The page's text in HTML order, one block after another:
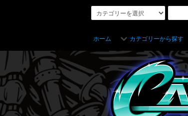
ホーム カテゴリーから探す